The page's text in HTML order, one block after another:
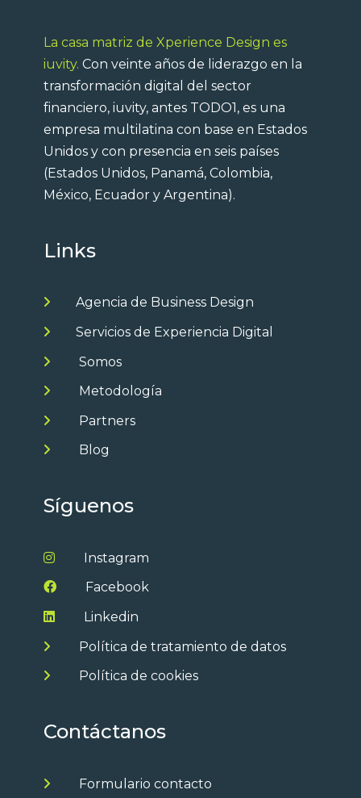
La casa matriz de Xperience Design es
iuvity. Con veinte años de liderazgo en la
transformación digital del sector
financiero, iuvity, antes TODO1, es una
empresa multilatina con base en Estados
Unidos y con presencia en seis países
(Estados Unidos, Panamá, Colombia,
México, Ecuador y Argentina).
Links
Agencia de Business Design
Servicios de Experiencia Digital
Somos
Metodología
Partners
Blog
Síguenos
Instagram
Facebook
Linkedin
Política de tratamiento de datos
Política de cookies
Contáctanos
Formulario contacto